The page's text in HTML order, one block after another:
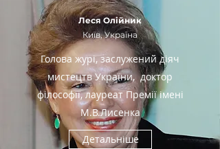
Леся Олійник
Київ, Україна
Голова журі, заслужений діяч
мистецтв України, доктор
філософії, лауреат Премії імені
М.В.Лисенка
Детальніше